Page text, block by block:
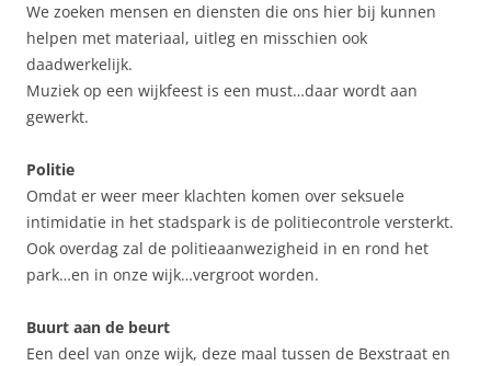
We zoeken mensen en diensten die ons hier bij kunnen
helpen met materiaal, uitleg en misschien ook
daadwerkelijk.
Muziek op een wijkfeest is een must…daar wordt aan
gewerkt.
Politie
Omdat er weer meer klachten komen over seksuele
intimidatie in het stadspark is de politiecontrole versterkt.
Ook overdag zal de politieaanwezigheid in en rond het
park…en in onze wijk…vergroot worden.
Buurt aan de beurt
Een deel van onze wijk, deze maal tussen de Bexstraat en